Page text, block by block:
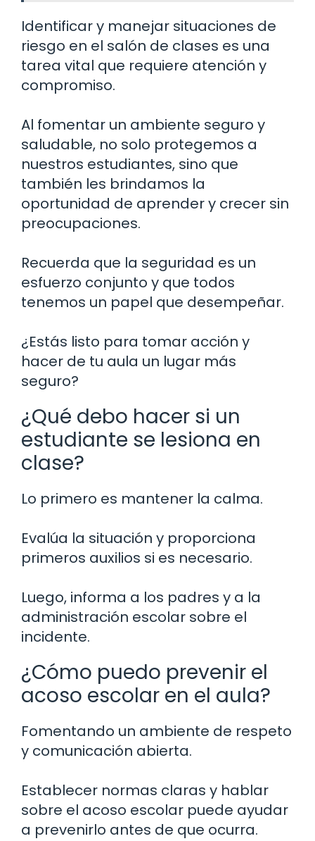
Identificar y manejar situaciones de
riesgo en el salón de clases es una
tarea vital que requiere atención y
compromiso.
Al fomentar un ambiente seguro y
saludable, no solo protegemos a
nuestros estudiantes, sino que
también les brindamos la
oportunidad de aprender y crecer sin
preocupaciones.
Recuerda que la seguridad es un
esfuerzo conjunto y que todos
tenemos un papel que desempeñar.
¿Estás listo para tomar acción y
hacer de tu aula un lugar más
seguro?
¿Qué debo hacer si un
estudiante se lesiona en
clase?
Lo primero es mantener la calma.
Evalúa la situación y proporciona
primeros auxilios si es necesario.
Luego, informa a los padres y a la
administración escolar sobre el
incidente.
¿Cómo puedo prevenir el
acoso escolar en el aula?
Fomentando un ambiente de respeto
y comunicación abierta.
Establecer normas claras y hablar
sobre el acoso escolar puede ayudar
a prevenirlo antes de que ocurra.